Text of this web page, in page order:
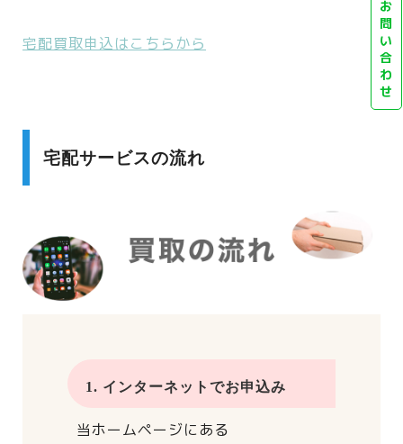
宅配買取申込はこちらから
宅配サービスの流れ
1. インターネットでお申込み
当ホームページにある
お
問
い
合
わ
せ